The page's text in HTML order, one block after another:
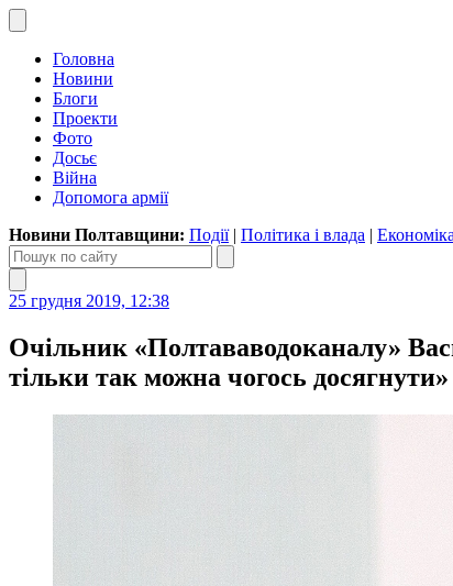
Головна
Новини
Блоги
Проекти
Фото
Досьє
Війна
Допомога армії
Новини Полтавщини: Події| Політика і влада |
25 грудня 2019, 12:38
Очільник «Полтававодоканалу»
тільки так можна чогось досягнути»